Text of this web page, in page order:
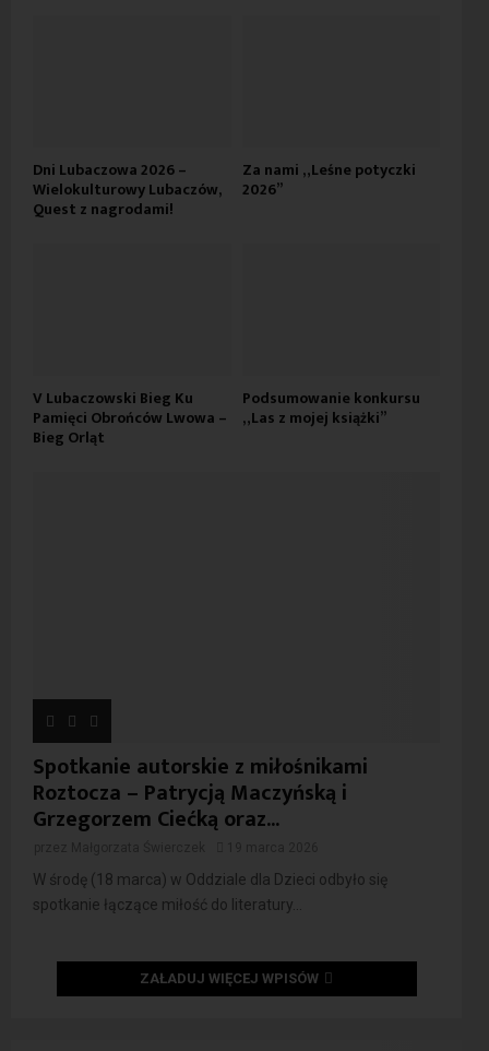
Dni Lubaczowa 2026 –
Wielokulturowy Lubaczów,
Quest z nagrodami!
Za nami „Leśne potyczki
2026”
V Lubaczowski Bieg Ku
Pamięci Obrońców Lwowa –
Bieg Orląt
Podsumowanie konkursu
„Las z mojej książki”
Spotkanie autorskie z miłośnikami
Roztocza – Patrycją Maczyńską i
Grzegorzem Ciećką oraz...
W środę (18 marca) w Oddziale dla Dzieci odbyło się
spotkanie łączące miłość do literatury...
ZAŁADUJ WIĘCEJ WPISÓW